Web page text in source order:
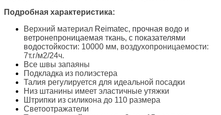
Подробная характеристика:
Верхний материал Reimatec, прочная водо и
ветронепроницаемая ткань, с показателями
водостойкости: 10000 мм, воздухопроницаемости:
7т.г/м2/24ч.
Все швы запаяны
Подкладка из полиэстера
Талия регулируется для идеальной посадки
Низ штанины имеет эластичные утяжки
Штрипки из силикона до 110 размера
Светоотражатели